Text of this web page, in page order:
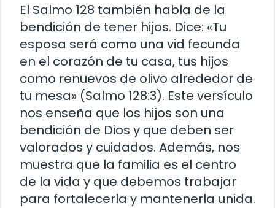
El Salmo 128 también habla de la
bendición de tener hijos. Dice: «Tu
esposa será como una vid fecunda
en el corazón de tu casa, tus hijos
como renuevos de olivo alrededor de
tu mesa» (Salmo 128:3). Este versículo
nos enseña que los hijos son una
bendición de Dios y que deben ser
valorados y cuidados. Además, nos
muestra que la familia es el centro
de la vida y que debemos trabajar
para fortalecerla y mantenerla unida.